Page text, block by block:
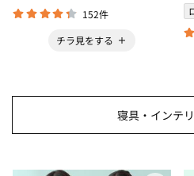
152件
チラ見をする
寝具・インテ